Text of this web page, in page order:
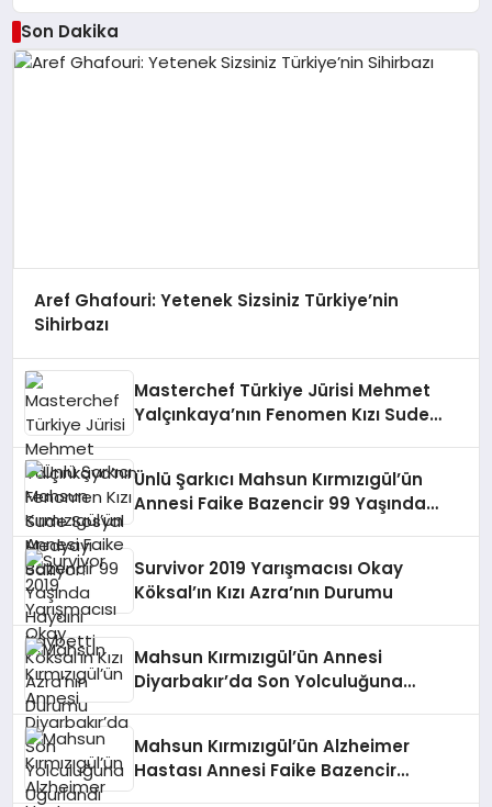
Son Dakika
Aref Ghafouri: Yetenek Sizsiniz Türkiye’nin
Sihirbazı
Masterchef Türkiye Jürisi Mehmet
Yalçınkaya’nın Fenomen Kızı Sude
Ünlü Şarkıcı Mahsun Kırmızıgül’ün
Annesi Faike Bazencir 99 Yaşında
Survivor 2019 Yarışmacısı Okay
Köksal’ın Kızı Azra’nın Durumu
Mahsun Kırmızıgül’ün Annesi
Diyarbakır’da Son Yolculuğuna
Mahsun Kırmızıgül’ün Alzheimer
Hastası Annesi Faike Bazencir